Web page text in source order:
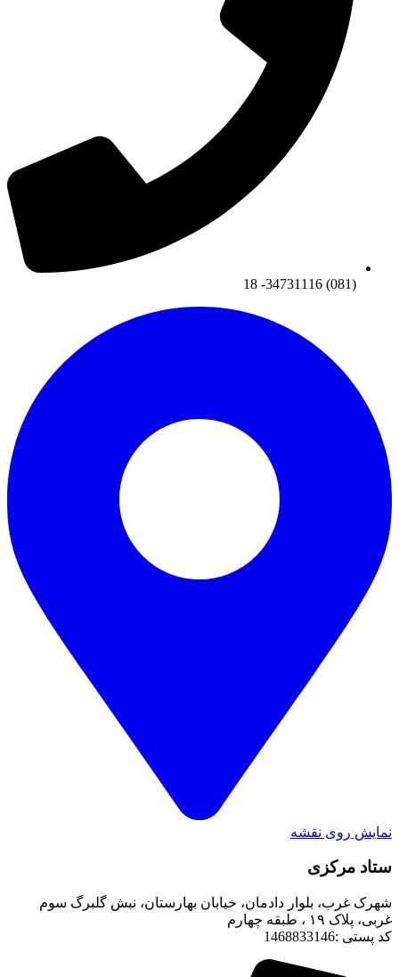
(081) 34731116- 18
نمایش روی نقشه
ستاد مرکزی
شهرک غرب، بلوار دادمان، خیابان بهارستان، نبش گلبرگ سوم
غربی، پلاک ۱۹ ، طبقه چهارم
کد پستی :1468833146